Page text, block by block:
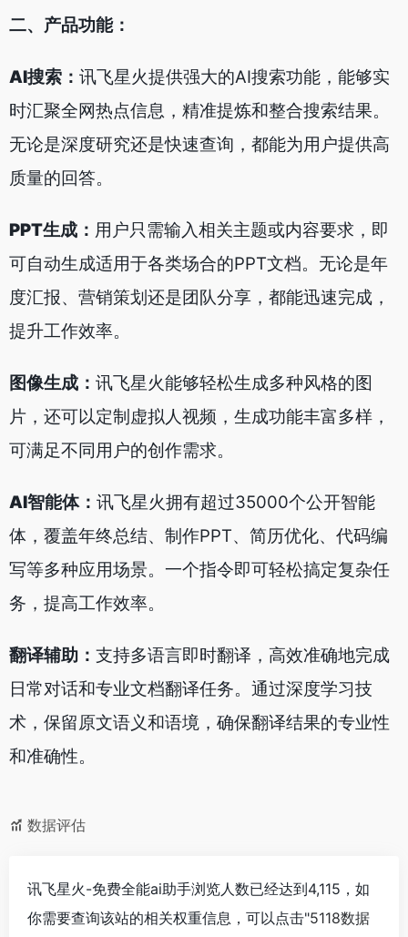
二、产品功能：
AI搜索 ： 讯飞星火提供强大的AI搜索功能，能够实
时汇聚全网热点信息，精准提炼和整合搜索结果。
无论是深度研究还是快速查询，都能为用户提供高
质量的回答。
PPT生成 ： 用户只需输入相关主题或内容要求，即
可自动生成适用于各类场合的PPT文档。无论是年
度汇报、营销策划还是团队分享，都能迅速完成，
提升工作效率。
图像生成 ： 讯飞星火能够轻松生成多种风格的图
片，还可以定制虚拟人视频，生成功能丰富多样，
可满足不同用户的创作需求。
AI智能体： 讯飞星火拥有超过35000个公开智能
体，覆盖年终总结、制作PPT、简历优化、代码编
写等多种应用场景。一个指令即可轻松搞定复杂任
务，提高工作效率。
翻译辅助： 支持多语言即时翻译，高效准确地完成
日常对话和专业文档翻译任务。通过深度学习技
术，保留原文语义和语境，确保翻译结果的专业性
和准确性。
数据评估
讯飞星火-免费全能ai助手浏览人数已经达到4,115，如
你需要查询该站的相关权重信息，可以点击"5118数据